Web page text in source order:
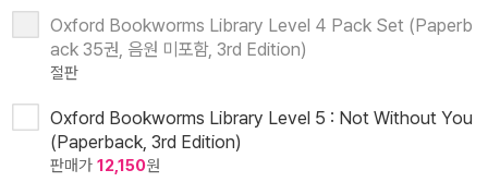
Oxford Bookworms Library Level 4 Pack Set (Paperb
ack 35권, 음원 미포함, 3rd Edition)
절판
Oxford Bookworms Library Level 5 : Not Without You
(Paperback, 3rd Edition)
판매가 12,150원